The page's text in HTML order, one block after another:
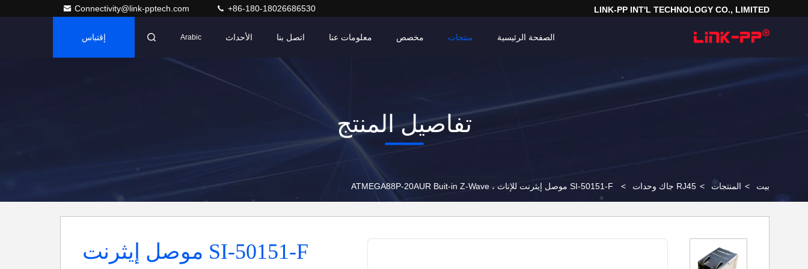
LINK-PP INT'L TECHNOLOGY CO., LIMITED
Connectivity@link-pptech.com +86-180-18026686530
الصفحة الرئيسية منتجات معلومات عنا اتصل بنا الأحداث مخصص Arabic إقتباس
تفاصيل المنتج
بيت > المنتجات > RJ45 جاك وحدات > SI-50151-F موصل إيثرنت للإناث ، ATMEGA88P-20AUR Buit-in Z-Wave
SI-50151-F موصل إيثرنت